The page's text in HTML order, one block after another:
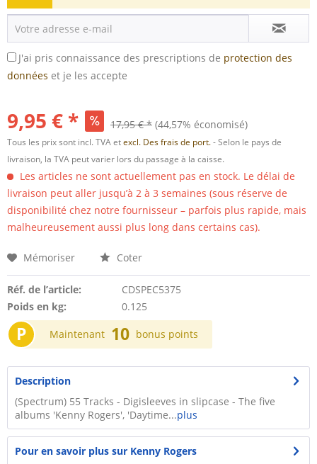
J'ai pris connaissance des prescriptions de protection des
données et je les accepte
9,95 € * 17,95 € * (44,57% économisé)
Tous les prix sont incl. TVA etexcl. Des frais de port.- Selon le pays de
livraison, la TVA peut varier lors du passage à la caisse.
Les articles ne sont actuellement pas en stock. Le délai de
livraison peut aller jusqu’à 2 à 3 semaines (sous réserve de
disponibilité chez notre fournisseur – parfois plus rapide, mais
malheureusement aussi plus long dans certains cas).
Mémoriser Coter
Réf. de l’article:
CDSPEC5375
Poids en kg:
0.125
P Maintenant 10 bonus points
Description
(Spectrum) 55 Tracks - Digisleeves in slipcase - The five
albums 'Kenny Rogers', 'Daytime...plus
Pour en savoir plus sur Kenny Rogers